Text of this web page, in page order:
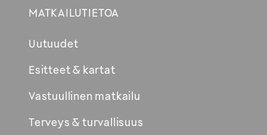
MATKAILUTIETOA
Uutuudet
Esitteet & kartat
Vastuullinen matkailu
Terveys & turvallisuus